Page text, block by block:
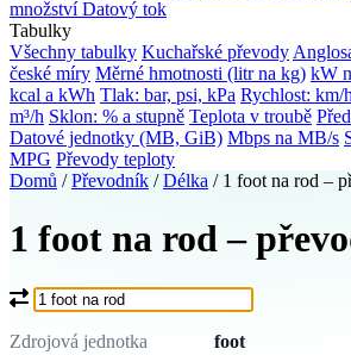
množstvíDatový tok
Tabulky
Všechny tabulky Kuchařské převody
české míry Měrné hmotnosti (litr na kg) kW
kcal a kWh Tlak: bar, psi, kPa Rychlost: km/
m³/h Sklon: % a stupně Teplota v troubě
Datové jednotky (MB, GiB) Mbps na MB/s
MPG Převody teploty
Domů / Převodník / Délka / 1 foot na rod –
1 foot na rod –
Co chcete převést?
Zdrojová jednotka
foot